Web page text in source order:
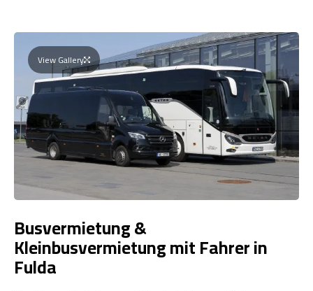
View Gallery
Busvermietung &
Kleinbusvermietung mit Fahrer in
Fulda